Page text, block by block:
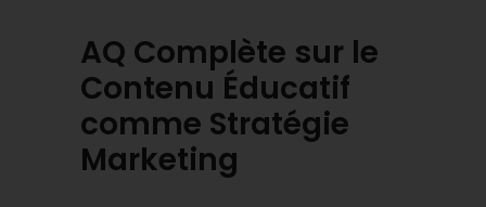
AQ Complète sur le
Contenu Éducatif
comme Stratégie
Marketing